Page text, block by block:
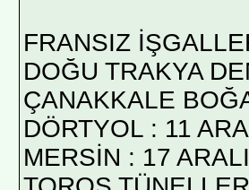
FRANSIZ
DOĞU TRAKYA
ÇANAKKALE
DÖRTYOL : 11
MERSİN : 17